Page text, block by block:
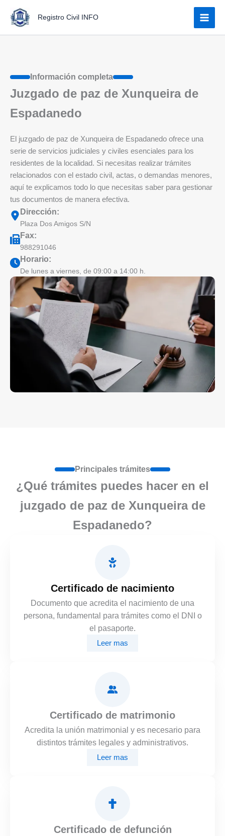
contenido
Registro Civil INFO
Información completa
Juzgado de paz de Xunqueira de
Espadanedo
El juzgado de paz de Xunqueira de Espadanedo ofrece una
serie de servicios judiciales y civiles esenciales para los
residentes de la localidad. Si necesitas realizar trámites
relacionados con el estado civil, actas, o demandas menores,
aquí te explicamos todo lo que necesitas saber para gestionar
tus documentos de manera efectiva.
Dirección:
Plaza Dos Amigos S/N
Fax:
988291046
Horario:
De lunes a viernes, de 09:00 a 14:00 h.
Principales trámites
¿Qué trámites puedes hacer en el
juzgado de paz de Xunqueira de
Espadanedo?
Certificado de nacimiento
Documento que acredita el nacimiento de una
persona, fundamental para trámites como el DNI o
el pasaporte.
Leer mas
Certificado de matrimonio
Acredita la unión matrimonial y es necesario para
distintos trámites legales y administrativos.
Leer mas
Certificado de defunción